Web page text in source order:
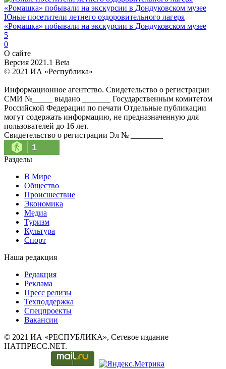
Юные посетители летнего оздоровительного лагеря
«Ромашка» побывали на экскурсии в Дондуковском музее
5
0
О сайте
Версия 2021.1 Beta
© 2021 ИА «Республика»
Информационное агентство. Свидетельство о регистрации
СМИ №_____ выдано _______ Государственным комитетом
Российской Федерации по печати Отдельные публикации
могут содержать информацию, не предназначенную для
пользователей до 16 лет.
Свидетельство о регистрации Эл № ________
1
Разделы
В Мире
Общество
Происшествие
Экономика
Медиа
Туризм
Культура
Спорт
Наша редакция
Редакция
Реклама
Пресс релизы
Техподдержка
Спецпроекты
Вакансии
© 2021 ИА «РЕСПУБЛИКА», Сетевое издание
НАТПРЕСС.NET.